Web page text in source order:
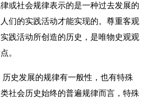
或社会规律表示的是一种过去发展的
们的实践活动才能实现的。尊重客观
践活动所创造的历史，是唯物史观观
。
历史发展的规律有一般性，也有特殊
社会历史始终的普遍规律而言，特殊